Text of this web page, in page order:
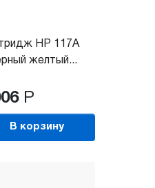
HP 117A
желтый...
Р
В корзину